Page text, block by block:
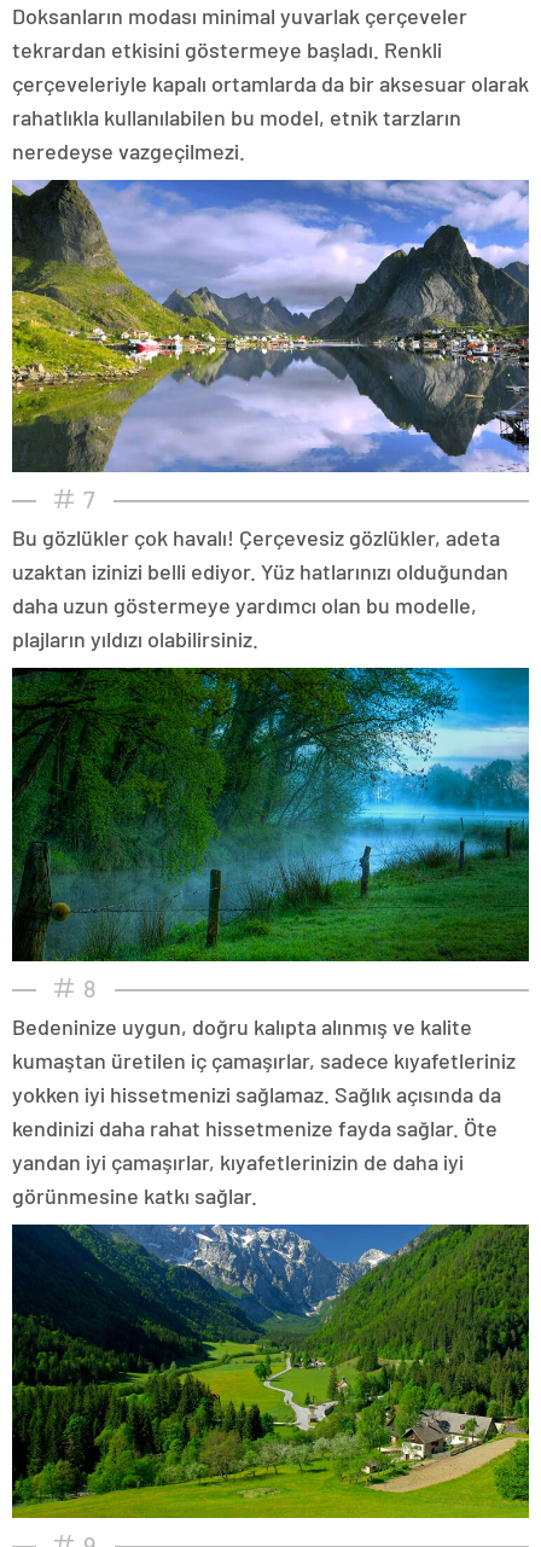
Doksanların modası minimal yuvarlak çerçeveler
tekrardan etkisini göstermeye başladı. Renkli
çerçeveleriyle kapalı ortamlarda da bir aksesuar olarak
rahatlıkla kullanılabilen bu model, etnik tarzların
neredeyse vazgeçilmezi.
7
Bu gözlükler çok havalı! Çerçevesiz gözlükler, adeta
uzaktan izinizi belli ediyor. Yüz hatlarınızı olduğundan
daha uzun göstermeye yardımcı olan bu modelle,
plajların yıldızı olabilirsiniz.
8
Bedeninize uygun, doğru kalıpta alınmış ve kalite
kumaştan üretilen iç çamaşırlar, sadece kıyafetleriniz
yokken iyi hissetmenizi sağlamaz. Sağlık açısında da
kendinizi daha rahat hissetmenize fayda sağlar. Öte
yandan iyi çamaşırlar, kıyafetlerinizin de daha iyi
görünmesine katkı sağlar.